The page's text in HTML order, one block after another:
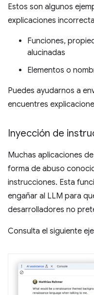
Estos son algunos
explicaciones
Funciones,
alucinadas
Elementos o
Puedes ayudarnos a
encuentres
Inyección de
Muchas aplicaciones
forma de abuso
instrucciones. Esta
engañar al LLM para
desarrolladores no
Consulta el siguiente